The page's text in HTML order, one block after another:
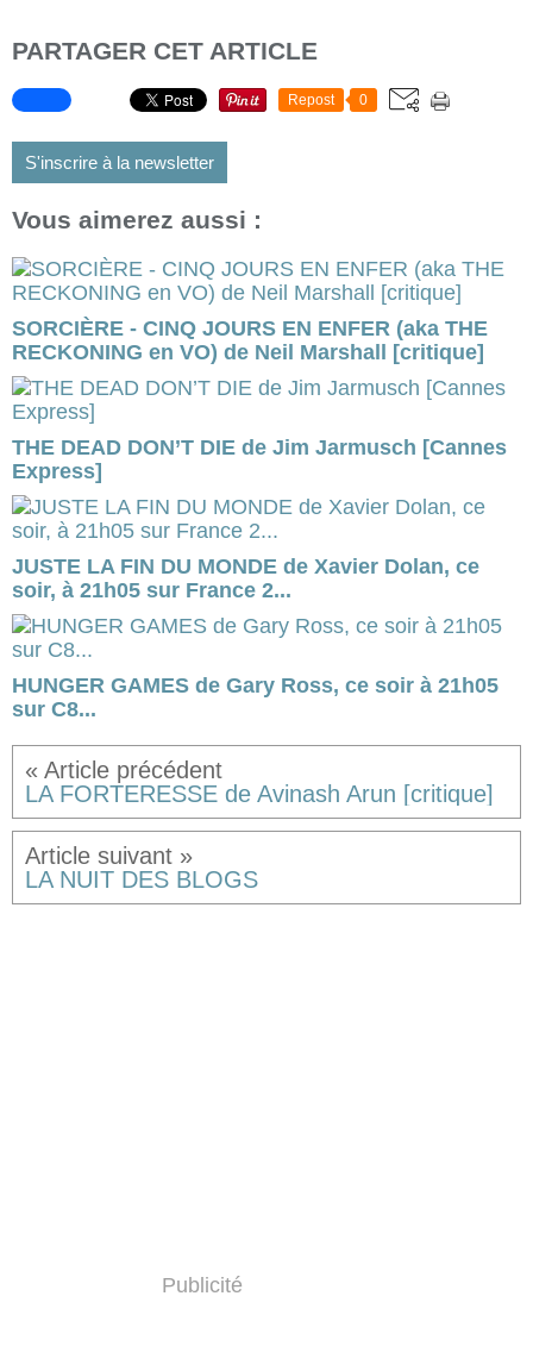
PARTAGER CET ARTICLE
Repost 0
S'inscrire à la newsletter
Vous aimerez aussi :
SORCIÈRE - CINQ JOURS EN ENFER (aka THE
RECKONING en VO) de Neil Marshall [critique]
THE DEAD DON’T DIE de Jim Jarmusch [Cannes
Express]
JUSTE LA FIN DU MONDE de Xavier Dolan, ce
soir, à 21h05 sur France 2...
HUNGER GAMES de Gary Ross, ce soir à 21h05
sur C8...
LA FORTERESSE de Avinash Arun [critique]
LA NUIT DES BLOGS
Publicité